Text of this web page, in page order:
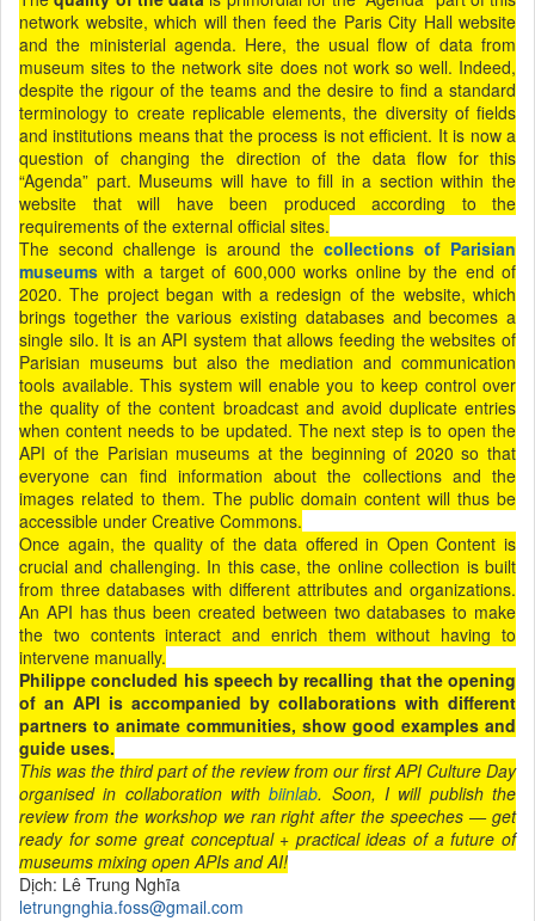
network website, which will then feed the Paris City Hall website
and the ministerial agenda. Here, the usual flow of data from
museum sites to the network site does not work so well. Indeed,
despite the rigour of the teams and the desire to find a standard
terminology to create replicable elements, the diversity of fields
and institutions means that the process is not efficient. It is now a
question of changing the direction of the data flow for this
“Agenda” part. Museums will have to fill in a section within the
website that will have been produced according to the
requirements of the external official sites.
The second challenge is around the collections of Parisian
museums with a target of 600,000 works online by the end of
2020. The project began with a redesign of the website, which
brings together the various existing databases and becomes a
single silo. It is an API system that allows feeding the websites of
Parisian museums but also the mediation and communication
tools available. This system will enable you to keep control over
the quality of the content broadcast and avoid duplicate entries
when content needs to be updated. The next step is to open the
API of the Parisian museums at the beginning of 2020 so that
everyone can find information about the collections and the
images related to them. The public domain content will thus be
accessible under Creative Commons.
Once again, the quality of the data offered in Open Content is
crucial and challenging. In this case, the online collection is built
from three databases with different attributes and organizations.
An API has thus been created between two databases to make
the two contents interact and enrich them without having to
intervene manually.
Philippe concluded his speech by recalling that the opening
of an API is accompanied by collaborations with different
partners to animate communities, show good examples and
guide uses.
This was the third part of the review from our first API Culture Day
organised in collaboration withbiinlab. Soon, I will publish the
review from the workshop we ran right after the speeches — get
ready for some great conceptual + practical ideas of a future of
museums mixing open APIs and AI!
Dịch: Lê Trung Nghĩa
letrungnghia.foss@gmail.com